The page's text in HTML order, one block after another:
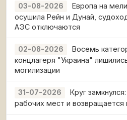
03-08-2026
Европа на
осушила Рейн и Дунай,
АЭС отключаются
02-08-2026
Восемь
концлагеря "Украина"
могилизации
31-07-2026
Круг
рабочих мест и возвращается